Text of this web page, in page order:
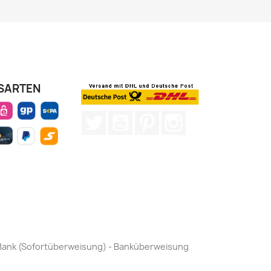
(Sofortüberweisung) - Banküberweisung